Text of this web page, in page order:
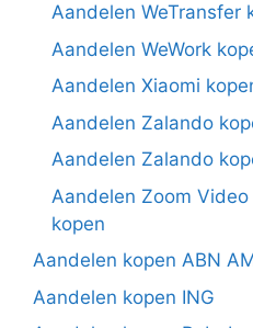
Aandelen WeTransfer
Aandelen WeWork
Aandelen Xiaomi
Aandelen Zalando
Aandelen Zalando
Aandelen Zoom
kopen
Aandelen kopen ABN
Aandelen kopen ING